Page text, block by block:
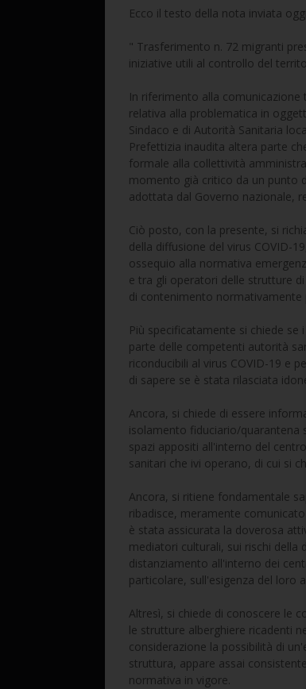
Ecco il testo della nota inviata
" Trasferimento n. 72 migranti
iniziative utili al controllo del
In riferimento alla
relativa alla problematica in
Sindaco e di Autorità Sanitaria
Prefettizia inaudita altera parte
formale alla collettività
momento già critico da un punto
adottata dal Governo nazionale,
Ciò posto, con la presente, si
della diffusione del virus COVID-
ossequio alla normativa
e tra gli operatori delle strutture
di contenimento normativamente
Più specificatamente si chiede
parte delle competenti autorità
riconducibili al virus COVID-19 e
di sapere se è stata rilasciata
Ancora, si chiede di essere
isolamento fiduciario/quarantena
spazi appositi all'interno del
sanitari che ivi operano, di cui si
Ancora, si ritiene fondamentale
ribadisce, meramente
è stata assicurata la doverosa
mediatori culturali, sui rischi della
distanziamento all'interno dei
particolare, sull'esigenza del loro
Altresì, si chiede di conoscere le
le strutture alberghiere ricadenti
considerazione la possibilità di
struttura, appare assai
normativa in vigore.